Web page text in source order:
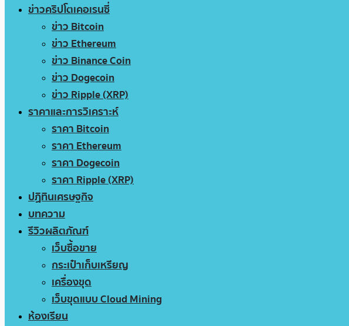
ข่าวคริปโตเคอเรนซี่
ข่าว Bitcoin
ข่าว Ethereum
ข่าว Binance Coin
ข่าว Dogecoin
ข่าว Ripple (XRP)
ราคาและการวิเคราะห์
ราคา Bitcoin
ราคา Ethereum
ราคา Dogecoin
ราคา Ripple (XRP)
ปฏิทินเศรษฐกิจ
บทความ
รีวิวผลิตภัณฑ์
เว็บซื้อขาย
กระเป๋าเก็บเหรียญ
เครื่องขุด
เว็บขุดแบบ Cloud Mining
ห้องเรียน